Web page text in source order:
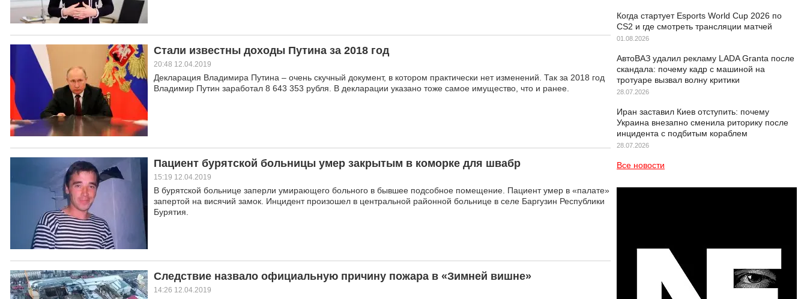
Стали известны доходы Путина за 2018 год
20:48 12.04.2019
Декларация Владимира Путина – очень скучный документ, в котором практически нет изменений. Так за 2018 год
Владимир Путин заработал 8 643 353 рубля. В декларации указано тоже самое имущество, что и ранее.
Пациент бурятской больницы умер закрытым в коморке для швабр
15:19 12.04.2019
В бурятской больнице заперли умирающего больного в бывшее подсобное помещение. Пациент умер в «палате»
запертой на висячий замок. Инцидент произошел в центральной районной больнице в селе Баргузин Республики
Бурятия.
Следствие назвало официальную причину пожара в «Зимней вишне»
14:26 12.04.2019
Когда стартует Esports World Cup 2026 по
CS2 и где смотреть трансляции матчей
01.08.2026
АвтоВАЗ удалил рекламу LADA Granta после
скандала: почему кадр с машиной на
тротуаре вызвал волну критики
28.07.2026
Иран заставил Киев отступить: почему
Украина внезапно сменила риторику после
инцидента с подбитым кораблем
28.07.2026
Все новости